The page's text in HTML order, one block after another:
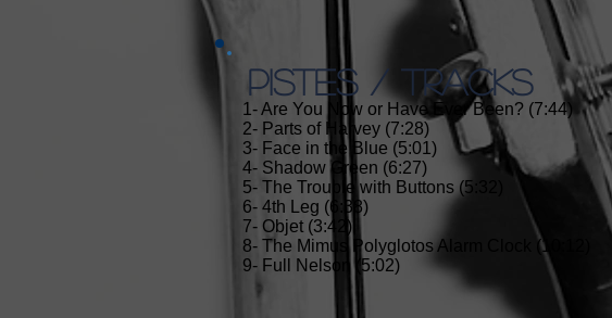
PISTES / TRACKS
1- Are You Now or Have Ever Been? (7:44)
2- Parts of Harvey (7:28)
3- Face in the Blue (5:01)
4- Shadow Green (6:27)
5- The Trouble with Buttons (5:32)
6- 4th Leg (6:38)
7- Objet (3:42)
8- The Mimus Polyglotos Alarm Clock (10:12)
9- Full Nelson (5:02)